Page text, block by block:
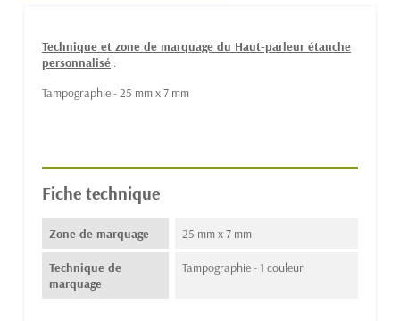
Technique et zone de marquage du Haut-parleur étanche
personnalisé :
Tampographie - 25 mm x 7 mm
Fiche technique
Zone de marquage 25 mm x 7 mm
Technique de
marquage
Tampographie - 1 couleur